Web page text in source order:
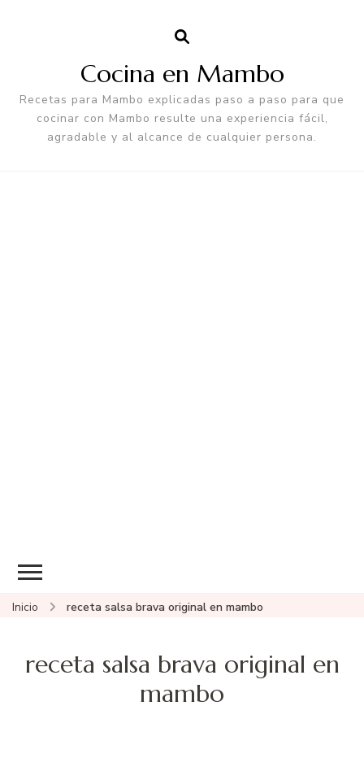
Cocina en Mambo
Recetas para Mambo explicadas paso a paso para que
cocinar con Mambo resulte una experiencia fácil,
agradable y al alcance de cualquier persona.
Inicio receta salsa brava original en mambo
receta salsa brava original en
mambo